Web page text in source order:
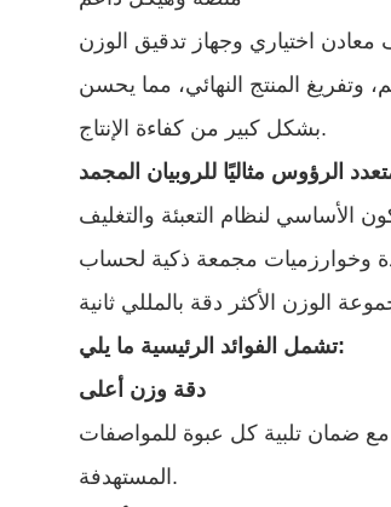
اختياري وجهاز تدقيق الوزن
وتفريغ المنتج النهائي، مما يحسن
بشكل كبير من كفاءة الإنتاج.
الرؤوس مثاليًا للروبيان المجمد
وخوارزميات مجمعة ذكية لحساب
تشمل الفوائد الرئيسية ما يلي:
دقة وزن أعلى
مع ضمان تلبية كل عبوة للمواصفات
المستهدفة.